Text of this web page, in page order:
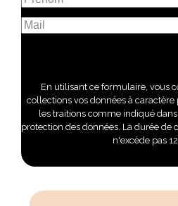
En utilisant ce formulaire, vous
collections vos données à
les traitions comme indiqué
protection des données. La durée de
n'excède pas